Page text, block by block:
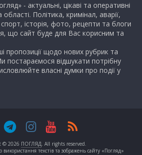
- актуальні, цікаві та оперативні
Політика, кримінал, аварії,
історія, фото, рецепти та блоги
що сайт буде для Вас корисним та
пропозиції щодо нових рубрик та
постараємося відшукати потрібну
власні думки про події у
© 2026 ПОГЛЯД. All rights reserved.
використання текстів та зображень сайту «Погляд»